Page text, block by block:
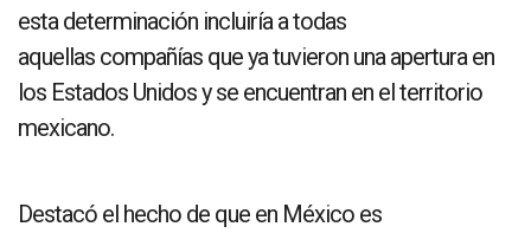
esta determinación incluiría a todas
aquellas compañías que ya tuvieron una apertura en
los Estados Unidos y se encuentran en el territorio
mexicano.
Destacó el hecho de que en México es